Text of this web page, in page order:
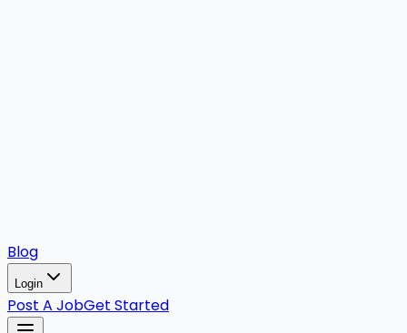
Blog
Login
Post A JobGet Started